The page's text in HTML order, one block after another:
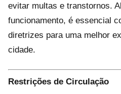
evitar multas e transtornos.
funcionamento, é essencial
diretrizes para uma melhor
cidade.
Restrições de Circulação